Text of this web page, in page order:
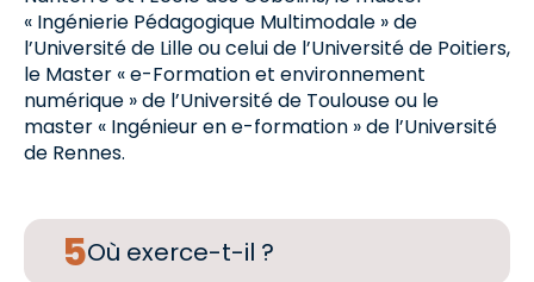
« Ingénierie Pédagogique Multimodale » de
l’Université de Lille ou celui de l’Université de Poitiers,
le Master « e-Formation et environnement
numérique » de l’Université de Toulouse ou le
master « Ingénieur en e-formation » de l’Université
de Rennes.
Où exerce-t-il ?